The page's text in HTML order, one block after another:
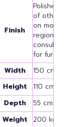
Finish
Polished
of other
on model
regional
consult
for further
Width
150 cm
Height
110 cm (43
Depth
55 cm (21
Weight 200 kg